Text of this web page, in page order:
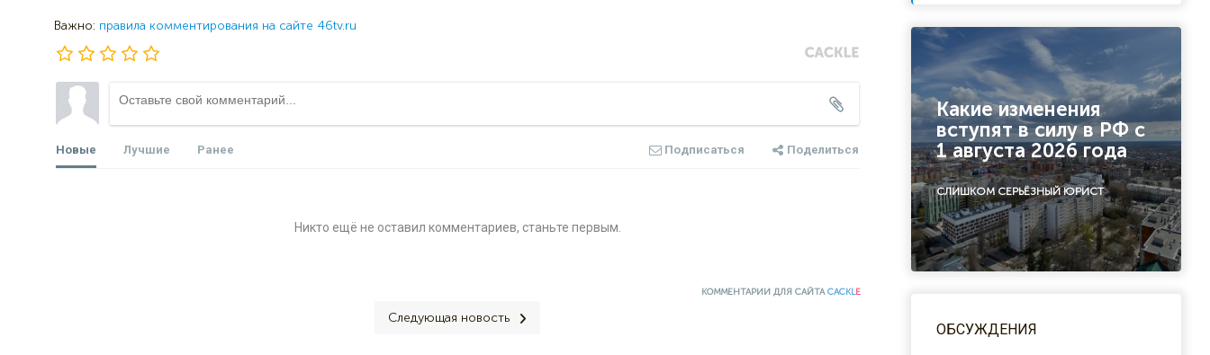
Важно: правила комментирования на сайте 46tv.ru
Новые Лучшие Ранее Подписаться Поделиться
Никто ещё не оставил комментариев, станьте первым.
КОММЕНТАРИИ ДЛЯ САЙТАCACKLE
Следующая новость
Какие изменения
вступят в силу в РФ с
1 августа 2026 года
СЛИШКОМ СЕРЬЁЗНЫЙ ЮРИСТ
ОБСУЖДЕНИЯ